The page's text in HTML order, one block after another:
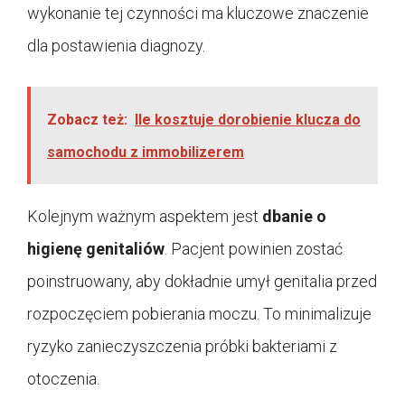
wykonanie tej czynności ma kluczowe znaczenie
dla postawienia diagnozy.
Zobacz też: Ile kosztuje dorobienie klucza do
samochodu z immobilizerem
Kolejnym ważnym aspektem jest dbanie o
higienę genitaliów . Pacjent powinien zostać
poinstruowany, aby dokładnie umył genitalia przed
rozpoczęciem pobierania moczu. To minimalizuje
ryzyko zanieczyszczenia próbki bakteriami z
otoczenia.